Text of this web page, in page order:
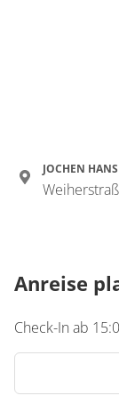
JOCHEN
Anreise
Check-In ab